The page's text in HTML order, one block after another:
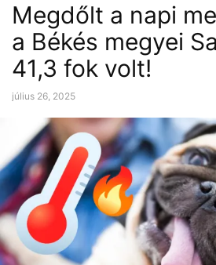
Megdőlt a napi
a Békés megyei
41,3 fok volt!
július 26, 2025